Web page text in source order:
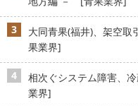
大同青果(福井)、架空
果業界]
相次ぐシステム障害、
業界]